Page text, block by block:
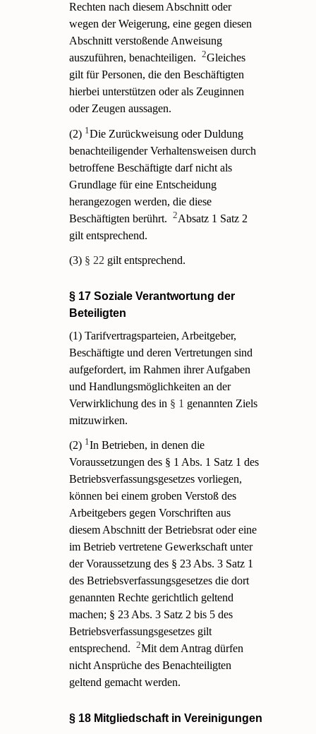
Rechten nach diesem Abschnitt oder
wegen der Weigerung, eine gegen diesen
Abschnitt verstoßende Anweisung
auszuführen, benachteiligen.
2Gleiches
gilt für Personen, die den Beschäftigten
hierbei unterstützen oder als Zeuginnen
oder Zeugen aussagen.
(2) 1Die Zurückweisung oder Duldung
benachteiligender Verhaltensweisen durch
betroffene Beschäftigte darf nicht als
Grundlage für eine Entscheidung
herangezogen werden, die diese
Beschäftigten berührt.
2Absatz 1 Satz 2
gilt entsprechend.
(3) § 22 gilt entsprechend.
§ 17 Soziale Verantwortung der
Beteiligten
(1) Tarifvertragsparteien, Arbeitgeber,
Beschäftigte und deren Vertretungen sind
aufgefordert, im Rahmen ihrer Aufgaben
und Handlungsmöglichkeiten an der
Verwirklichung des in § 1 genannten Ziels
mitzuwirken.
(2) 1In Betrieben, in denen die
Voraussetzungen des § 1 Abs. 1 Satz 1 des
Betriebsverfassungsgesetzes vorliegen,
können bei einem groben Verstoß des
Arbeitgebers gegen Vorschriften aus
diesem Abschnitt der Betriebsrat oder eine
im Betrieb vertretene Gewerkschaft unter
der Voraussetzung des § 23 Abs. 3 Satz 1
des Betriebsverfassungsgesetzes die dort
genannten Rechte gerichtlich geltend
machen; § 23 Abs. 3 Satz 2 bis 5 des
Betriebsverfassungsgesetzes gilt
entsprechend.
2Mit dem Antrag dürfen
nicht Ansprüche des Benachteiligten
geltend gemacht werden.
§ 18 Mitgliedschaft in Vereinigungen